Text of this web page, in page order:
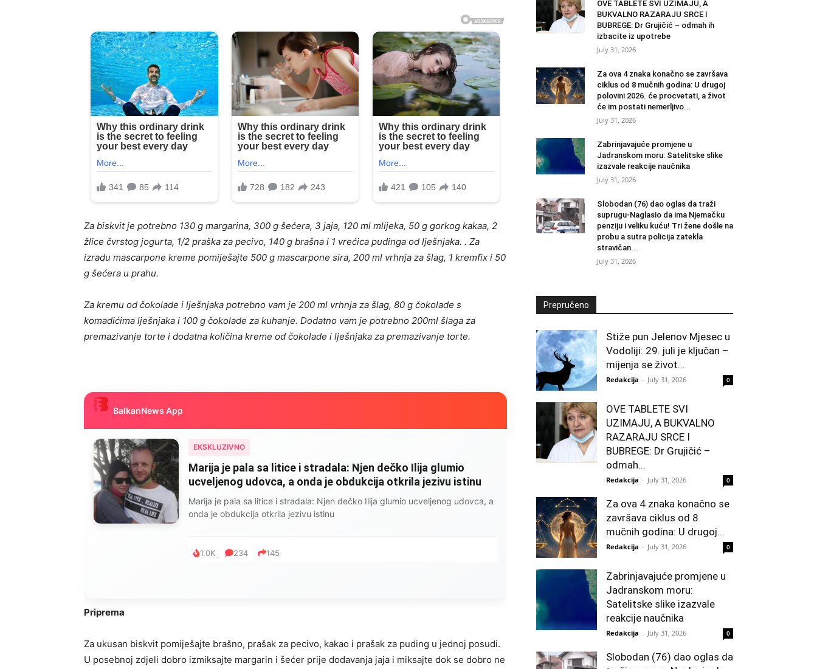
Za biskvit je potrebno 130 g margarina, 300 g šećera, 3 jaja, 120 ml mlijeka, 50 g gorkog kakaa, 2
žlice čvrstog jogurta, 1/2 praška za pecivo, 140 g brašna i 1 vrećica pudinga od lješnjaka. . Za
izradu mascarpone kreme pomiješajte 500 g mascarpone sira, 200 ml vrhnja za šlag, 1 kremfix i 50
g šećera u prahu.
Za kremu od čokolade i lješnjaka potrebno vam je 200 ml vrhnja za šlag, 80 g čokolade s
komadićima lješnjaka i 100 g čokolade za kuhanje. Dodatno vam je potrebno 200ml šlaga za
premazivanje torte i dodatna količina kreme od čokolade i lješnjaka za premazivanje torte.
BalkanNews App
EKSKLUZIVNO
Marija je pala sa litice i stradala: Njen dečko Ilija glumio
ucveljenog udovca, a onda je obdukcija otkrila jezivu istinu
Marija je pala sa litice i stradala: Njen dečko Ilija glumio ucveljenog udovca, a
onda je obdukcija otkrila jezivu istinu
1.0K 234 145
Priprema
Za ukusan biskvit pomiješajte brašno, prašak za pecivo, kakao i prašak za puding u jednoj posudi.
U posebnoj zdjeli dobro izmiksajte margarin i šećer prije dodavanja jaja i miksajte dok se dobro ne
OVE TABLETE SVI UZIMAJU, A
BUKVALNO RAZARAJU SRCE I
BUBREGE: Dr Grujičić – odmah ih
izbacite iz upotrebe
July 31, 2026
Za ova 4 znaka konačno se završava
ciklus od 8 mučnih godina: U drugoj
polovini 2026. će procvetati, a život
će im postati nemerljivo...
July 31, 2026
Zabrinjavajuće promjene u
Jadranskom moru: Satelitske slike
izazvale reakcije naučnika
July 31, 2026
Slobodan (76) dao oglas da traži
suprugu-Naglasio da ima Njemačku
penziju i veliku kuću! Tri žene došle na
probu a sutra policija zatekla
stravičan...
July 31, 2026
Prepručeno
Stiže pun Jelenov Mjesec u
Vodoliji: 29. juli je ključan –
mijenja se život...
Redakcija - July 31, 2026 0
OVE TABLETE SVI
UZIMAJU, A BUKVALNO
RAZARAJU SRCE I
BUBREGE: Dr Grujičić –
odmah...
Redakcija - July 31, 2026 0
Za ova 4 znaka konačno se
završava ciklus od 8
mučnih godina: U drugoj...
Redakcija - July 31, 2026 0
Zabrinjavajuće promjene u
Jadranskom moru:
Satelitske slike izazvale
reakcije naučnika
Redakcija - July 31, 2026 0
Slobodan (76) dao oglas da